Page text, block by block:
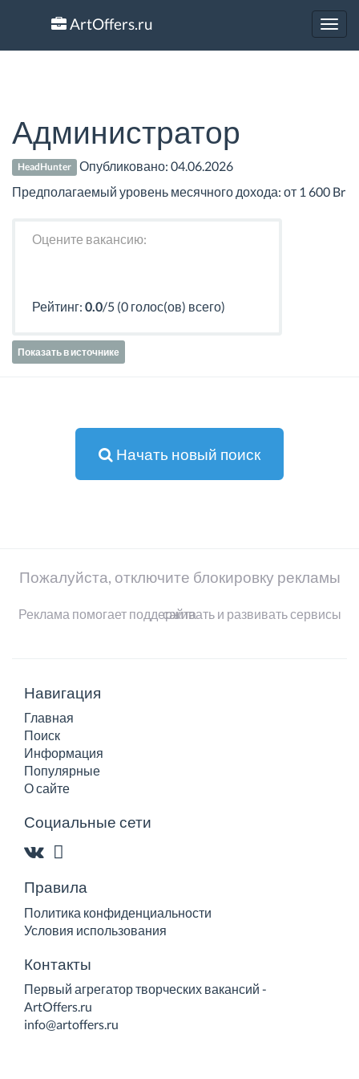
ArtOffers.ru
Администратор
HeadHunter Опубликовано:04.06.2026
Предполагаемый уровень месячного дохода: от 1 600 Br
Оцените вакансию:
Рейтинг: 0.0/5 (0 голос(ов) всего)
Показать в источнике
Начать новый поиск
Пожалуйста, отключите блокировку рекламы
Реклама помогает поддерживать и развивать сервисы сайта
Навигация
Главная
Поиск
Информация
Популярные
О сайте
Социальные сети
Правила
Политика конфиденциальности
Условия использования
Контакты
Первый агрегатор творческих вакансий -
ArtOffers.ru
info@artoffers.ru